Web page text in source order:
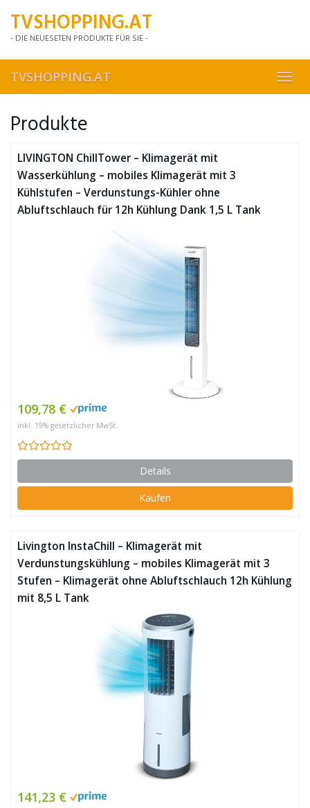
mainTVSHOPPING.AT
- DIE NEUESETEN PRODUKTE FÜR SIE -
TVSHOPPING.AT
Produkte
LIVINGTON ChillTower – Klimagerät mit
Wasserkühlung – mobiles Klimagerät mit 3
Kühlstufen – Verdunstungs-Kühler ohne
Abluftschlauch für 12h Kühlung Dank 1,5 L Tank
109,78 €
inkl. 19% gesetzlicher MwSt.
Details
Kaufen
Livington InstaChill – Klimagerät mit
Verdunstungskühlung – mobiles Klimagerät mit 3
Stufen – Klimagerät ohne Abluftschlauch 12h Kühlung
mit 8,5 L Tank
141,23 €